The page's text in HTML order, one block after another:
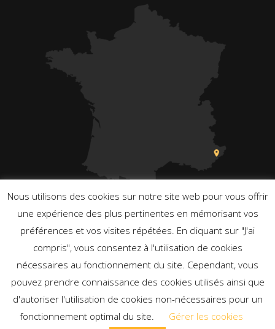
Créé par Sacha Nahon
Nous utilisons des cookies sur notre site web pour vous offrir
une expérience des plus pertinentes en mémorisant vos
préférences et vos visites répétées. En cliquant sur "J'ai
compris", vous consentez à l'utilisation de cookies
nécessaires au fonctionnement du site. Cependant, vous
pouvez prendre connaissance des cookies utilisés ainsi que
d'autoriser l'utilisation de cookies non-nécessaires pour un
fonctionnement optimal du site.
Gérer les cookies